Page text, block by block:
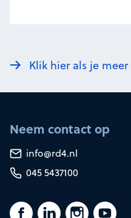
Klik hier als je
Neem contact op
info@rd4.nl
045 5437100